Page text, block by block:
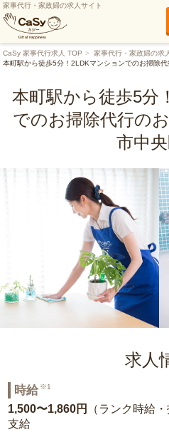
家事代行・家政婦の求人サイト
CaSy 家事代行求人 TOP 家事代行・家政婦の求
本町駅から徒歩5分！2LDKマンションでのお掃除代
本町駅から徒歩5分
でのお掃除代行の
市中央
求人
時給 ※1
1,500〜1,860円
（ランク時給
支給